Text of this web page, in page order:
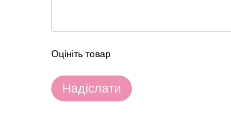
Оцініть товар
Надіслати